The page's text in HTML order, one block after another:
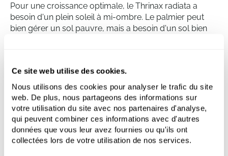
Ce site web utilise des cookies.
Nous utilisons des cookies pour analyser le trafic du site
web. De plus, nous partageons des informations sur
votre utilisation du site avec nos partenaires d'analyse,
qui peuvent combiner ces informations avec d'autres
données que vous leur avez fournies ou qu'ils ont
collectées lors de votre utilisation de nos services.
Pour une croissance optimale, le Thrinax radiata a
besoin d'un plein soleil à mi-ombre. Le palmier peut
bien gérer un sol pauvre, mais a besoin d'un sol bien
espèce de palmier résiste au sel, ce qui en fait un bon
choix pour les paysages côtiers.
Thrinax radiata
Tige